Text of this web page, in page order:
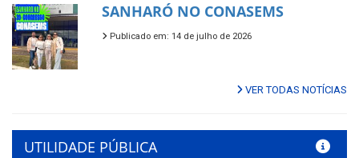
SANHARÓ NO CONASEMS
Publicado em: 14 de julho de 2026
VER TODAS NOTÍCIAS
UTILIDADE PÚBLICA